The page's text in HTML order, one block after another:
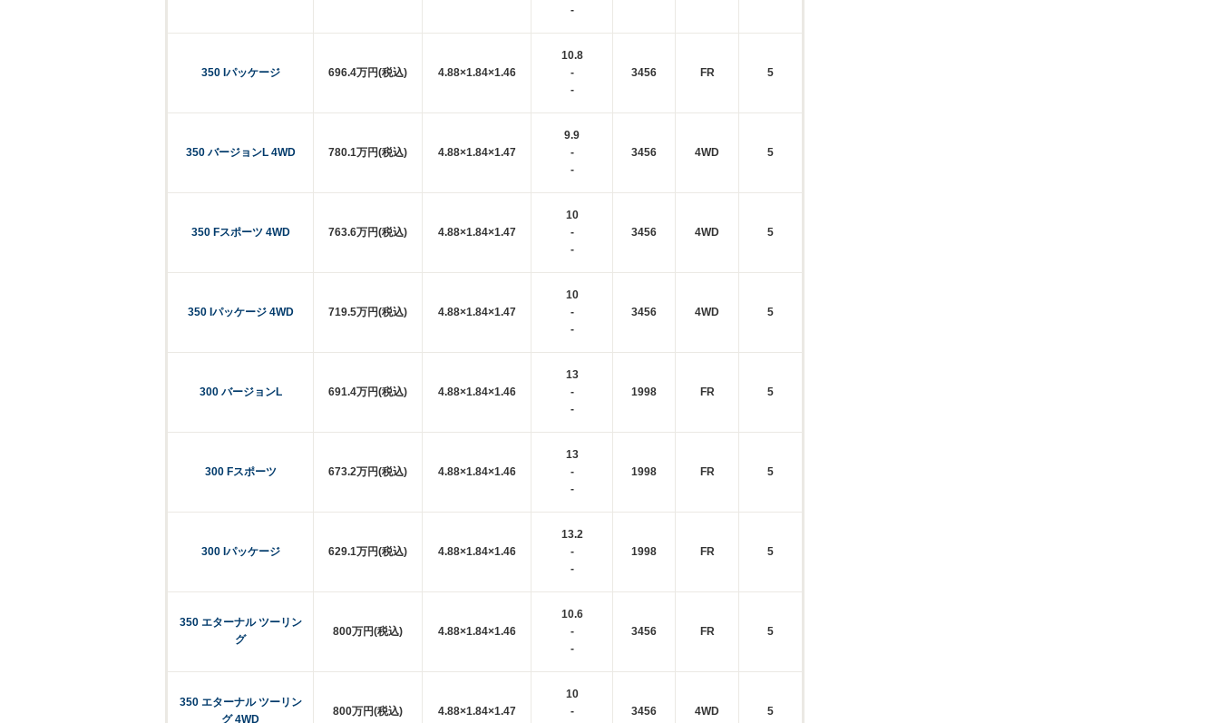
-
350 Iパッケージ 696.4万円(税込) 4.88×1.84×1.46
10.8
-
-
3456 FR 5
350 バージョンL 4WD 780.1万円(税込) 4.88×1.84×1.47
9.9
-
-
3456 4WD 5
350 Fスポーツ 4WD 763.6万円(税込) 4.88×1.84×1.47
10
-
-
3456 4WD 5
350 Iパッケージ 4WD 719.5万円(税込) 4.88×1.84×1.47
10
-
-
3456 4WD 5
300 バージョンL 691.4万円(税込) 4.88×1.84×1.46
13
-
-
1998 FR 5
300 Fスポーツ 673.2万円(税込) 4.88×1.84×1.46
13
-
-
1998 FR 5
300 Iパッケージ 629.1万円(税込) 4.88×1.84×1.46
13.2
-
-
1998 FR 5
350 エターナル ツーリン
グ
800万円(税込) 4.88×1.84×1.46
10.6
-
-
3456 FR 5
350 エターナル ツーリン
グ 4WD
800万円(税込) 4.88×1.84×1.47
10
-
3456 4WD 5